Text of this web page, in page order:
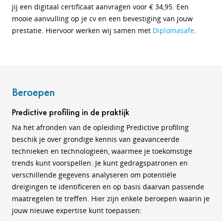
jij een digitaal certificaat aanvragen voor € 34,95. Een
mooie aanvulling op je cv en een bevestiging van jouw
prestatie. Hiervoor werken wij samen met Diplomasafe.
Beroepen
Predictive profiling in de praktijk
Na het afronden van de opleiding Predictive profiling
beschik je over grondige kennis van geavanceerde
technieken en technologieën, waarmee je toekomstige
trends kunt voorspellen. Je kunt gedragspatronen en
verschillende gegevens analyseren om potentiële
dreigingen te identificeren en op basis daarvan passende
maatregelen te treffen. Hier zijn enkele beroepen waarin je
jouw nieuwe expertise kunt toepassen: